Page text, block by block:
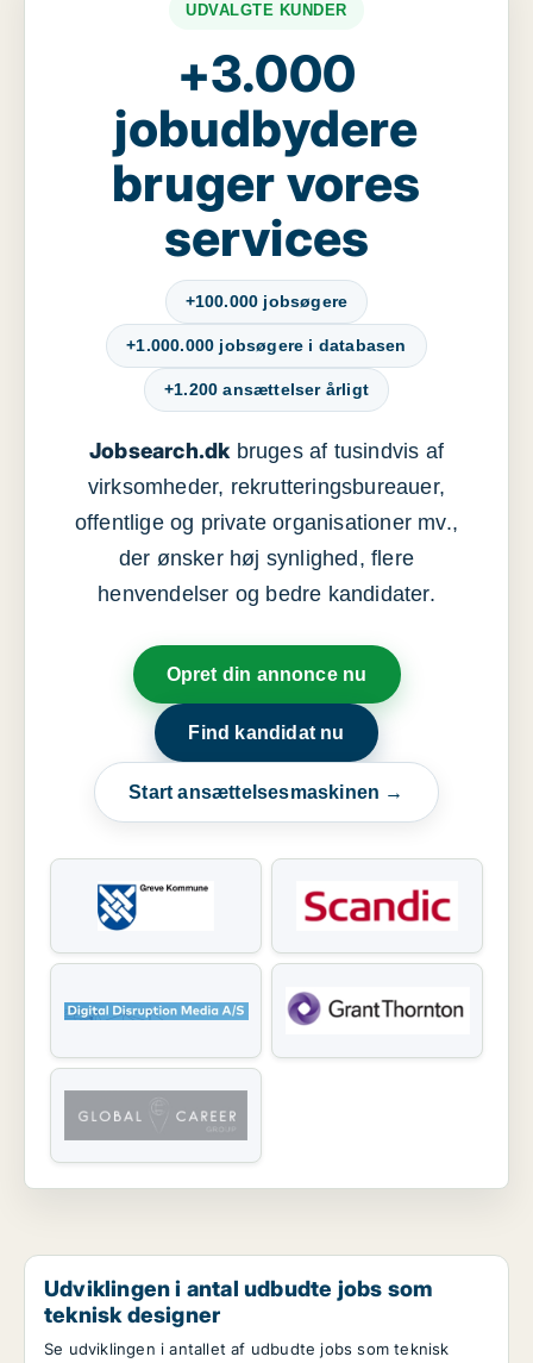
UDVALGTE KUNDER
+3.000
jobudbydere
bruger vores
services
+100.000 jobsøgere
+1.000.000 jobsøgere i databasen
+1.200 ansættelser årligt
Jobsearch.dkbruges af tusindvis af
virksomheder, rekrutteringsbureauer,
offentlige og private organisationer mv.,
der ønsker høj synlighed, flere
henvendelser og bedre kandidater.
Opret din annonce nu
Find kandidat nu
Start ansættelsesmaskinen →
Udviklingen i antal udbudte jobs som
teknisk designer
Se udviklingen i antallet af udbudte jobs som teknisk